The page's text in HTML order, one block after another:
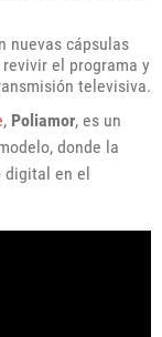
nuevas cápsulas
el programa y
televisiva.
, Poliamor, es un
donde la
digital en el